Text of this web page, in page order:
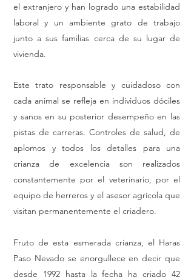
el extranjero y han logrado una estabilidad
laboral y un ambiente grato de trabajo
junto a sus familias cerca de su lugar de
vivienda.
Este trato responsable y cuidadoso con
cada animal se refleja en individuos dóciles
y sanos en su posterior desempeño en las
pistas de carreras. Controles de salud, de
aplomos y todos los detalles para una
crianza de excelencia son realizados
constantemente por el veterinario, por el
equipo de herreros y el asesor agrícola que
visitan permanentemente el criadero.
Fruto de esta esmerada crianza, el Haras
Paso Nevado se enorgullece en decir que
desde 1992 hasta la fecha ha criado 42